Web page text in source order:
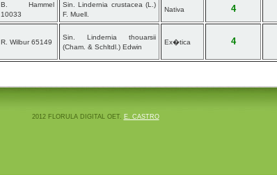
B. Hammel
10033
Sin. Lindernia crustacea (L.)
F. Muell.
Nativa 4
R. Wilbur 65149
Sin. Lindernia thouarsii
(Cham. & Schltdl.) Edwin
Ex�tica 4
2012 FLORULA DIGITAL OET. E. CASTRO